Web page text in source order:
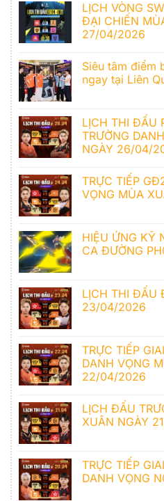
LỊCH VÒNG
ĐẠI CHIẾN
27/04/2026
Siêu tâm điểm
ngay tại Liên
LỊCH THI ĐẤU
TRƯỜNG
NGÀY 26/04/
TRỰC TIẾP
VỌNG MÙA
HIỆU ỨNG KỸ
CA ĐƯỜNG
LỊCH THI ĐẤU
23/04/2026
TRỰC TIẾP
DANH VỌNG
22/04/2026
LỊCH ĐẤU
XUÂN NGÀY
TRỰC TIẾP
DANH VỌNG